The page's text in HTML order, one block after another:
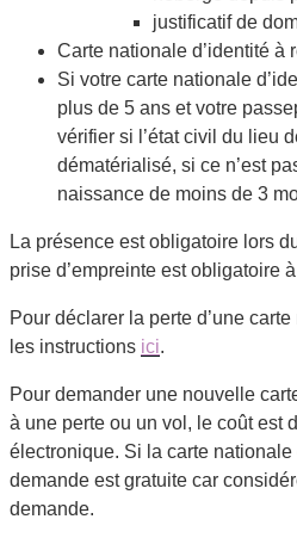
justificatif de
Carte nationale d’identité à
Si votre carte nationale
plus de 5 ans et votre
vérifier si l’état civil du lieu
dématérialisé, si ce n’est
naissance de moins de 3
La présence est obligatoire lors
prise d’empreinte est obligatoire
Pour déclarer la perte d’une
les instructions ici.
Pour demander une nouvelle
à une perte ou un vol, le coût est
électronique. Si la carte nationale
demande est gratuite car
demande.